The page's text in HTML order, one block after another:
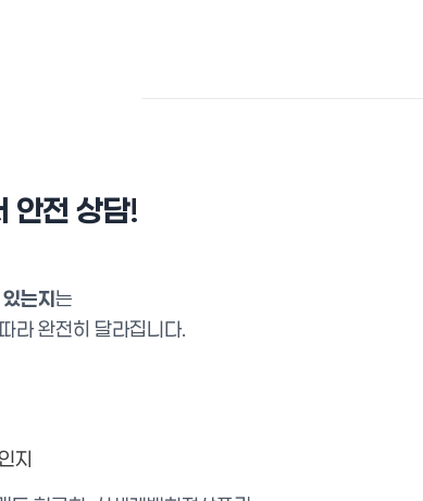
안전 상담!
는지는
라 완전히 달라집니다.
지